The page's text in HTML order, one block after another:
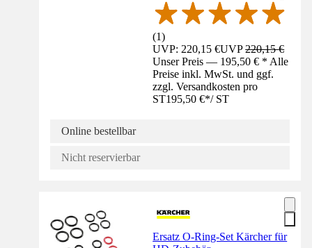
(1)
UVP: 220,15 €UVP220,15 €
Unser Preis — 195,50 € * Alle
Preise inkl. MwSt. und ggf.
zzgl. Versandkosten pro
ST195,50 €*/ ST
Online bestellbar
Nicht reservierbar
Ersatz O-Ring-Set Kärcher für